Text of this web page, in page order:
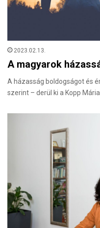
2023.02.13.
A magyarok
A házasság boldogságot és
szerint – derül ki a Kopp